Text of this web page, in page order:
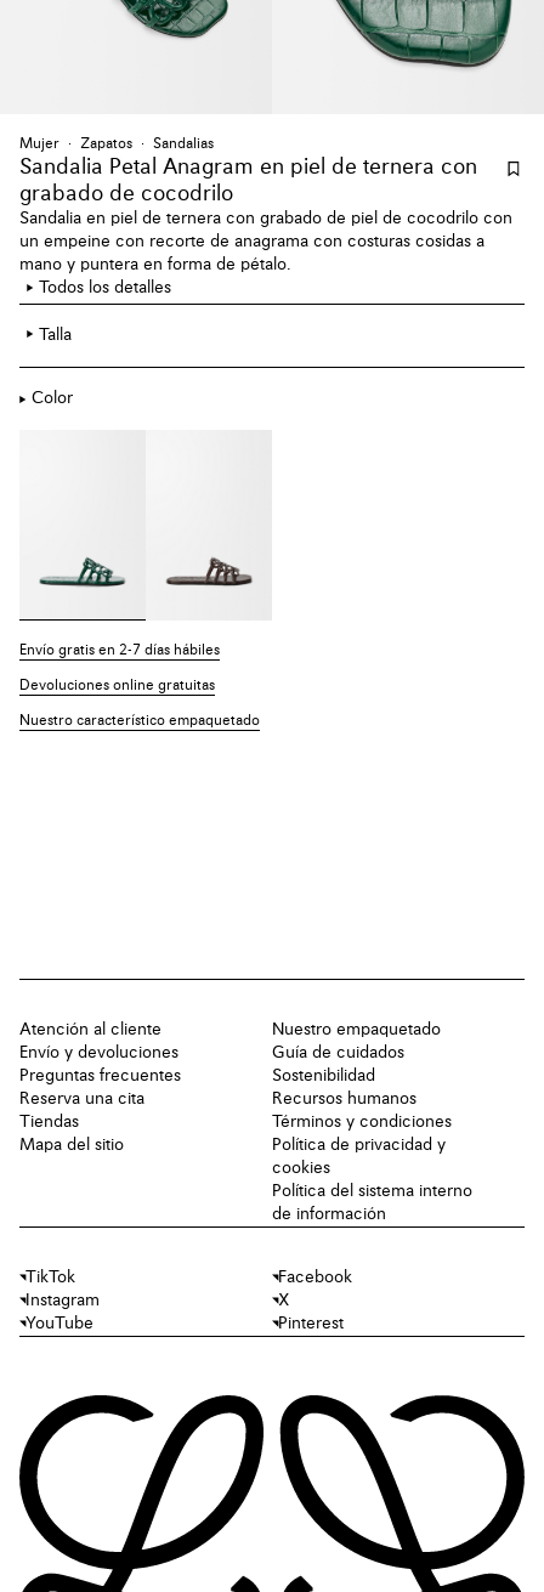
Mujer Zapatos Sandalias
Sandalia Petal Anagram en piel de ternera con
grabado de cocodrilo
Sandalia en piel de ternera con grabado de piel de cocodrilo con
un empeine con recorte de anagrama con costuras cosidas a
mano y puntera en forma de pétalo.
Todos los detalles
Talla
Color
Envío gratis en 2-7 días hábiles
Devoluciones online gratuitas
Nuestro característico empaquetado
Atención al cliente
Envío y devoluciones
Preguntas frecuentes
Reserva una cita
Tiendas
Mapa del sitio
Nuestro empaquetado
Guía de cuidados
Sostenibilidad
Recursos humanos
Términos y condiciones
Política de privacidad y
cookies
Política del sistema interno
de información
TikTok
Facebook
Instagram
X
YouTube
Pinterest